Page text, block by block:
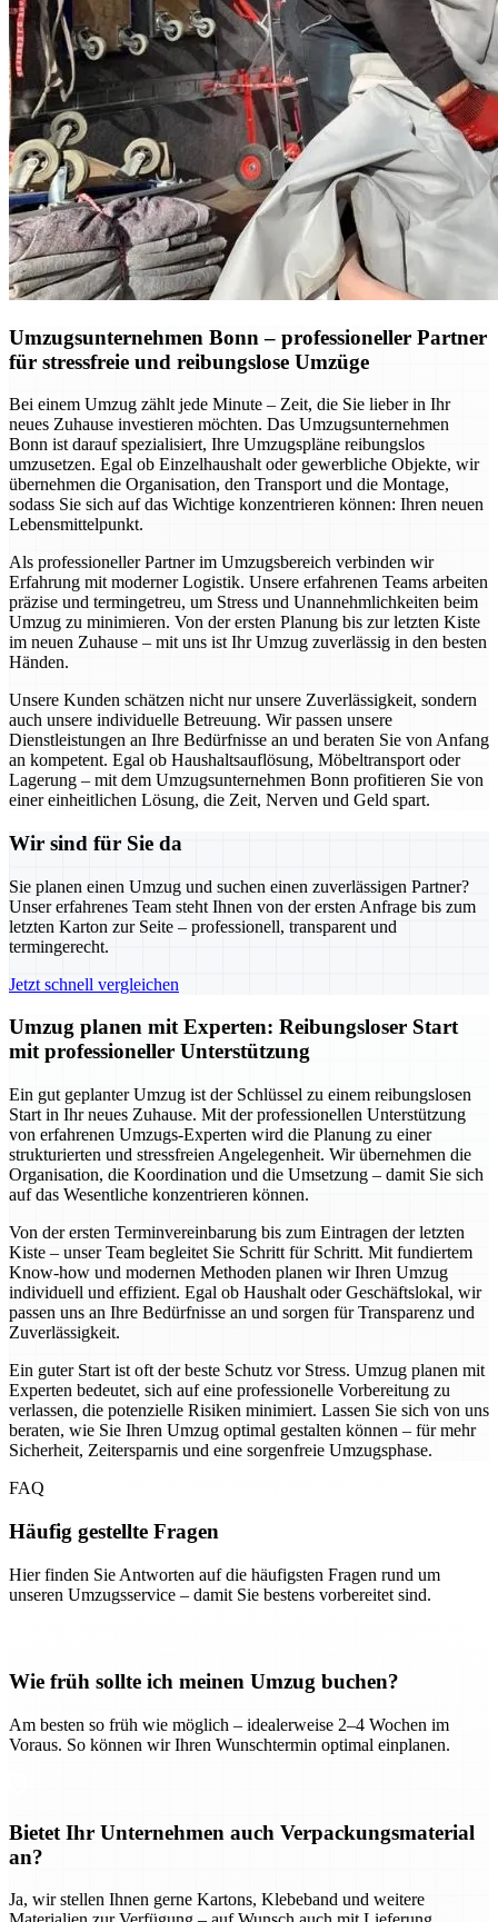
Umzugsunternehmen Bonn – professioneller Partner
für stressfreie und reibungslose Umzüge
Bei einem Umzug zählt jede Minute – Zeit, die Sie lieber in Ihr
neues Zuhause investieren möchten. Das Umzugsunternehmen
Bonn ist darauf spezialisiert, Ihre Umzugspläne reibungslos
umzusetzen. Egal ob Einzelhaushalt oder gewerbliche Objekte, wir
übernehmen die Organisation, den Transport und die Montage,
sodass Sie sich auf das Wichtige konzentrieren können: Ihren neuen
Lebensmittelpunkt.
Als professioneller Partner im Umzugsbereich verbinden wir
Erfahrung mit moderner Logistik. Unsere erfahrenen Teams arbeiten
präzise und termingetreu, um Stress und Unannehmlichkeiten beim
Umzug zu minimieren. Von der ersten Planung bis zur letzten Kiste
im neuen Zuhause – mit uns ist Ihr Umzug zuverlässig in den besten
Händen.
Unsere Kunden schätzen nicht nur unsere Zuverlässigkeit, sondern
auch unsere individuelle Betreuung. Wir passen unsere
Dienstleistungen an Ihre Bedürfnisse an und beraten Sie von Anfang
an kompetent. Egal ob Haushaltsauflösung, Möbeltransport oder
Lagerung – mit dem Umzugsunternehmen Bonn profitieren Sie von
einer einheitlichen Lösung, die Zeit, Nerven und Geld spart.
Wir sind für Sie da
Sie planen einen Umzug und suchen einen zuverlässigen Partner?
Unser erfahrenes Team steht Ihnen von der ersten Anfrage bis zum
letzten Karton zur Seite – professionell, transparent und
termingerecht.
Jetzt schnell vergleichen
Umzug planen mit Experten: Reibungsloser Start
mit professioneller Unterstützung
Ein gut geplanter Umzug ist der Schlüssel zu einem reibungslosen
Start in Ihr neues Zuhause. Mit der professionellen Unterstützung
von erfahrenen Umzugs-Experten wird die Planung zu einer
strukturierten und stressfreien Angelegenheit. Wir übernehmen die
Organisation, die Koordination und die Umsetzung – damit Sie sich
auf das Wesentliche konzentrieren können.
Von der ersten Terminvereinbarung bis zum Eintragen der letzten
Kiste – unser Team begleitet Sie Schritt für Schritt. Mit fundiertem
Know-how und modernen Methoden planen wir Ihren Umzug
individuell und effizient. Egal ob Haushalt oder Geschäftslokal, wir
passen uns an Ihre Bedürfnisse an und sorgen für Transparenz und
Zuverlässigkeit.
Ein guter Start ist oft der beste Schutz vor Stress. Umzug planen mit
Experten bedeutet, sich auf eine professionelle Vorbereitung zu
verlassen, die potenzielle Risiken minimiert. Lassen Sie sich von uns
beraten, wie Sie Ihren Umzug optimal gestalten können – für mehr
Sicherheit, Zeitersparnis und eine sorgenfreie Umzugsphase.
FAQ
Häufig gestellte Fragen
Hier finden Sie Antworten auf die häufigsten Fragen rund um
unseren Umzugsservice – damit Sie bestens vorbereitet sind.
Wie früh sollte ich meinen Umzug buchen?
Am besten so früh wie möglich – idealerweise 2–4 Wochen im
Voraus. So können wir Ihren Wunschtermin optimal einplanen.
Bietet Ihr Unternehmen auch Verpackungsmaterial
an?
Ja, wir stellen Ihnen gerne Kartons, Klebeband und weitere